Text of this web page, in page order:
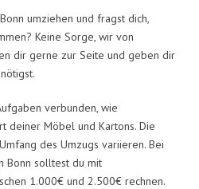
umziehen und fragst dich,
Keine Sorge, wir von
dir gerne zur Seite und geben dir
verbunden, wie
deiner Möbel und Kartons. Die
des Umzugs variieren. Bei
Bonn solltest du mit
1.000€ und 2.500€ rechnen.